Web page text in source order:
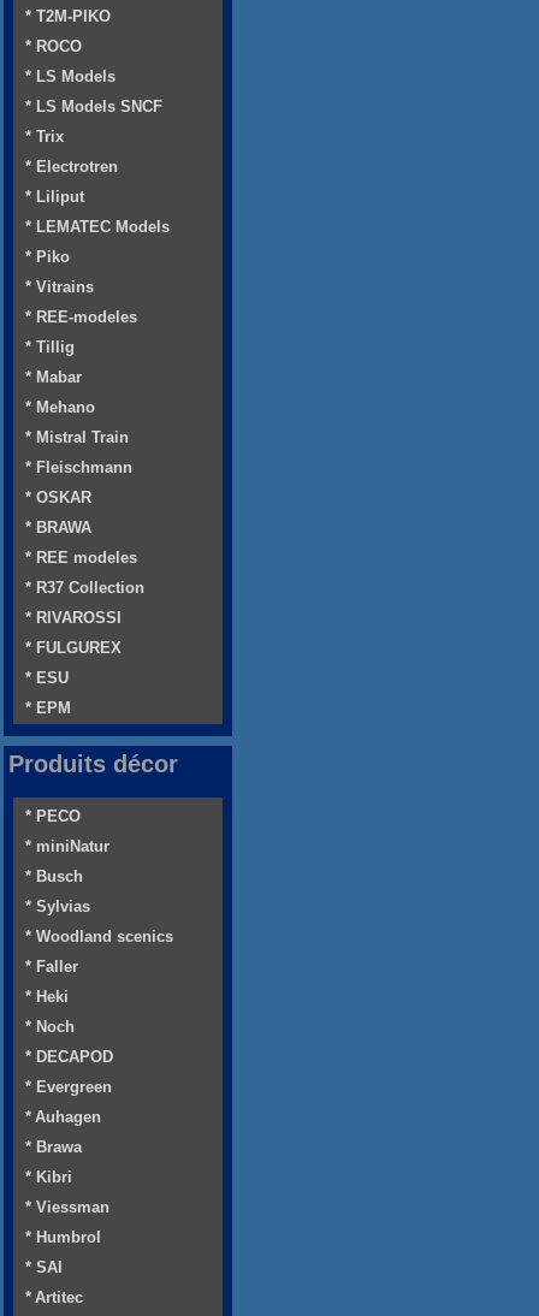
* T2M-PIKO
* ROCO
* LS Models
* LS Models SNCF
* Trix
* Electrotren
* Liliput
* LEMATEC Models
* Piko
* Vitrains
* REE-modeles
* Tillig
* Mabar
* Mehano
* Mistral Train
* Fleischmann
* OSKAR
* BRAWA
* REE modeles
* R37 Collection
* RIVAROSSI
* FULGUREX
* ESU
* EPM
Produits décor
* PECO
* miniNatur
* Busch
* Sylvias
* Woodland scenics
* Faller
* Heki
* Noch
* DECAPOD
* Evergreen
* Auhagen
* Brawa
* Kibri
* Viessman
* Humbrol
* SAI
* Artitec